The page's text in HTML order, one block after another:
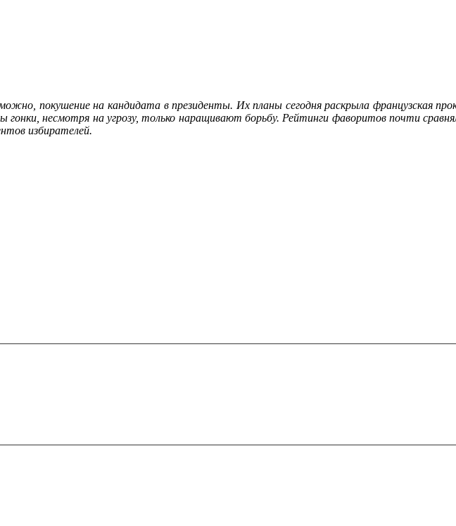
покушение на кандидата в президенты. Их планы сегодня раскрыла французская
гонки, несмотря на угрозу, только наращивают борьбу. Рейтинги фаворитов почти
избирателей.
помечены*